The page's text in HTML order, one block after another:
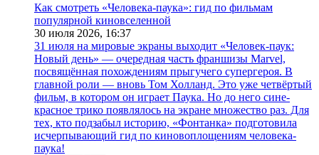
Как смотреть «Человека-паука»: гид по фильмам
популярной киновселенной
30 июля 2026, 16:37
31 июля на мировые экраны выходит «Человек-паук:
Новый день» — очередная часть франшизы Marvel,
посвящённая похождениям прыгучего супергероя. В
главной роли — вновь Том Холланд. Это уже четвёртый
фильм, в котором он играет Паука. Но до него сине-
красное трико появлялось на экране множество раз. Для
тех, кто подзабыл историю, «Фонтанка» подготовила
исчерпывающий гид по киновоплощениям человека-
паука!